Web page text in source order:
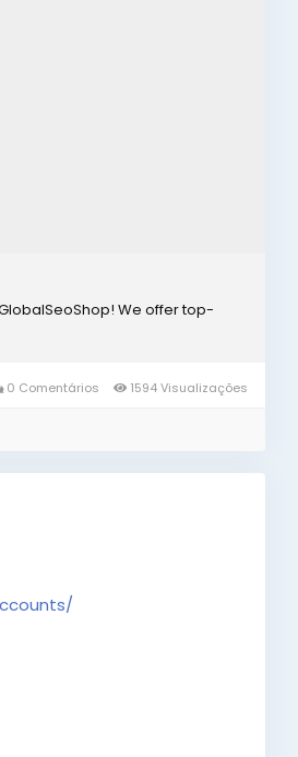
We offer top-
0 Comentários 1594 Visualizações